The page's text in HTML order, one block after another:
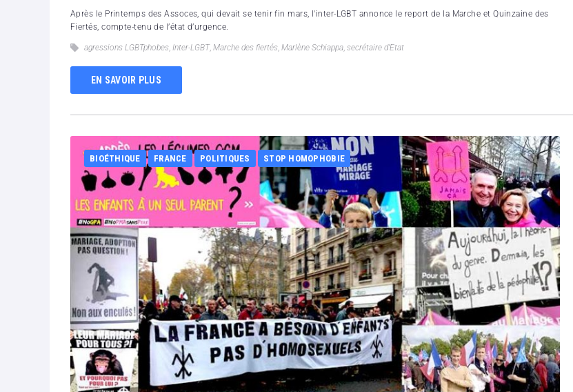
Après le Printemps des Assoces, qui devait se tenir fin mars, l'inter-LGBT annonce le report de la Marche et Quinzaine des
Fiertés, compte-tenu de l’état d’urgence.
agressions LGBTphobes, Inter-LGBT, Marche des fiertés, Marlène Schiappa, secrétaire d'Etat
EN SAVOIR PLUS
BIOÉTHIQUE FRANCE POLITIQUES STOP HOMOPHOBIE